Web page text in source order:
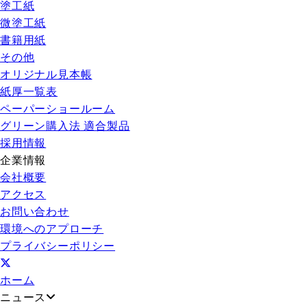
塗工紙
微塗工紙
書籍用紙
その他
オリジナル見本帳
紙厚一覧表
ペーパーショールーム
グリーン購入法 適合製品
採用情報
企業情報
会社概要
アクセス
お問い合わせ
環境へのアプローチ
プライバシーポリシー
ホーム
ニュース